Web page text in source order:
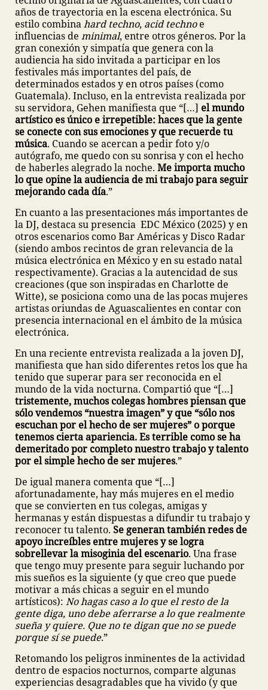
años de trayectoria en la escena electrónica. Su
estilo combinahard techno, acid technoe
influencias de minimal, entre otros géneros. Por la
gran conexión y simpatía que genera con la
audiencia ha sido invitada a participar en los
festivales más importantes del país, de
determinados estados y en otros países (como
Guatemala). Incluso, en la entrevista realizada por
su servidora, Gehen manifiesta que “[…] el mundo
artístico es único e irrepetible: haces que la gente
se conecte con sus emociones y que recuerde tu
música. Cuando se acercan a pedir foto y/o
autógrafo, me quedo con su sonrisa y con el hecho
de haberles alegrado la noche. Me importa mucho
lo que opine la audiencia de mi trabajo para seguir
mejorando cada día.”
En cuanto a las presentaciones más importantes de
la DJ, destaca su presencia EDC México (2025) y en
otros escenarios como Bar Américas y Disco Radar
(siendo ambos recintos de gran relevancia de la
música electrónica en México y en su estado natal
respectivamente). Gracias a la autencidad de sus
creaciones (que son inspiradas en Charlotte de
Witte), se posiciona como una de las pocas mujeres
artistas oriundas de Aguascalientes en contar con
presencia internacional en el ámbito de la música
electrónica.
En una reciente entrevista realizada a la joven DJ,
manifiesta que han sido diferentes retos los que ha
tenido que superar para ser reconocida en el
mundo de la vida nocturna. Compartió que “[…]
tristemente, muchos colegas hombres piensan que
sólo vendemos “nuestra imagen” y que “sólo nos
escuchan por el hecho de ser mujeres” o porque
tenemos cierta apariencia. Es terrible como se ha
demeritado por completo nuestro trabajo y talento
por el simple hecho de ser mujeres.”
De igual manera comenta que “[…]
afortunadamente, hay más mujeres en el medio
que se convierten en tus colegas, amigas y
hermanas y están dispuestas a difundir tu trabajo y
reconocer tu talento. Se generan también redes de
apoyo increíbles entre mujeres y se logra
sobrellevar la misoginia del escenario. Una frase
que tengo muy presente para seguir luchando por
mis sueños es la siguiente (y que creo que puede
motivar a más chicas a seguir en el mundo
artísticos): No hagas caso a lo que el resto de la
gente diga, uno debe aferrarse a lo que realmente
sueña y quiere. Que no te digan que no se puede
porque sí se puede.”
Retomando los peligros inminentes de la actividad
dentro de espacios nocturnos, comparte algunas
experiencias desagradables que ha vivido (y que